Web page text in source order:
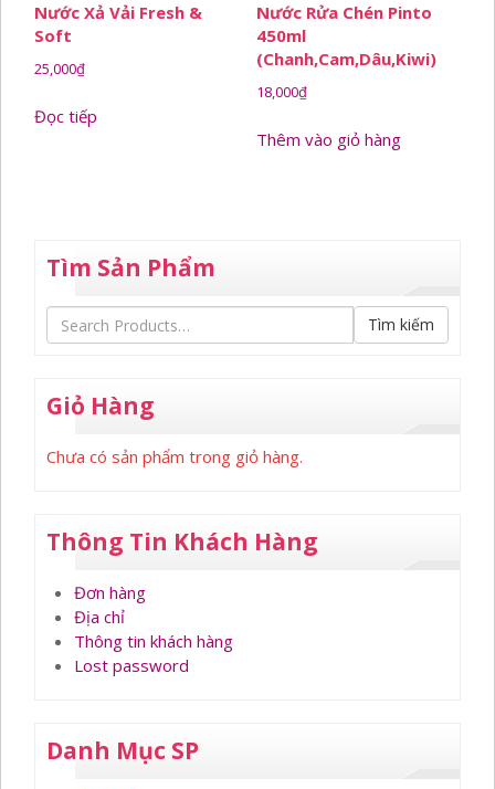
Nước Xả Vải Fresh &
Soft
25,000₫
Đọc tiếp
Nước Rửa Chén Pinto
450ml
(Chanh,Cam,Dâu,Kiwi)
18,000₫
Thêm vào giỏ hàng
Tìm Sản Phẩm
Tìm kiếm
Giỏ Hàng
Chưa có sản phẩm trong giỏ hàng.
Thông Tin Khách Hàng
Đơn hàng
Địa chỉ
Thông tin khách hàng
Lost password
Danh Mục SP